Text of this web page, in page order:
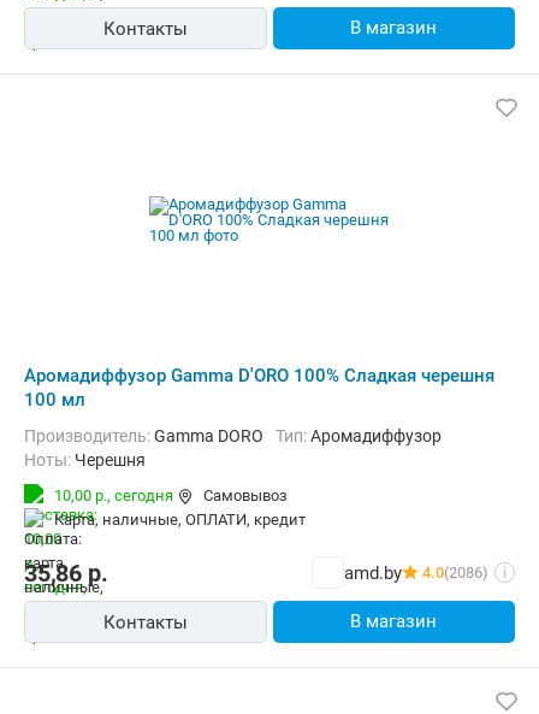
Контакты В магазин
Аромадиффузор Gamma D'ORO 100% Сладкая черешня
100 мл
Производитель:Gamma DORO Тип:Аромадиффузор
Ноты: Черешня
10,00 р., сегодня
Самовывоз
карта, наличные, ОПЛАТИ, кредит
35,86 р. amd.by 4.0(2086) i
Контакты В магазин